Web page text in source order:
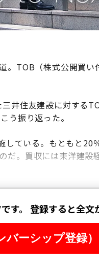
。TOB（株式公開買
井住友建設に対する
う振り返った。
ている。もともと20
だ。買収には東洋建設